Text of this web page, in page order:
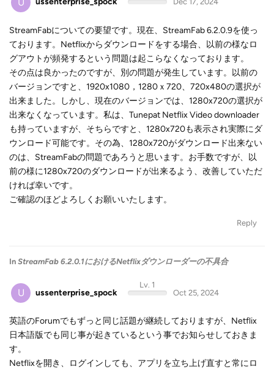
StreamFabについての要望です。現在、StreamFab 6.2.0.9を使っ
ております。Netflixからダウンロードをする場合、以前の様なロ
グアウトが頻発するという問題は起こらなくなっております。
その点は良かったのですが、別の問題が発生しています。以前の
バージョンですと、1920x1080，1280ｘ720、720x480の選択が
出来ました。しかし、現在のバージョンでは、1280x720の選択が
出来なくなっています。私は、Tunepat Netflix Video downloader
も持っていますが、そちらですと、1280x720も表示され実際にダ
ウンロード可能です。その為、1280x720がダウンロード出来ない
のは、StreamFabの問題であろうと思います。お手数ですが、以
前の様に1280x720のダウンロードが出来るよう、改善していただ
ければ幸いです。
ご確認のほどよろしくお願いいたします。
Reply
In StreamFab 6.2.0.1におけるNetflixダウンローダーの不具合
U ussenterprise_spock
Lv. 1
Oct 25, 2024
英語のForumでもずっと同じ話題が継続しておりますが、Netflix
日本語版でも同じ事が起きているという事でお知らせしておきま
す。
Netflixを開き、ログインしても、アプリを立ち上げ直すと常にロ